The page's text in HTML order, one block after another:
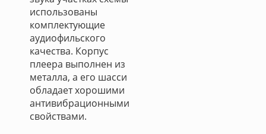
использованы
комплектующие
аудиофильского
качества. Корпус
плеера выполнен из
металла, а его шасси
обладает хорошими
антивибрационными
свойствами.